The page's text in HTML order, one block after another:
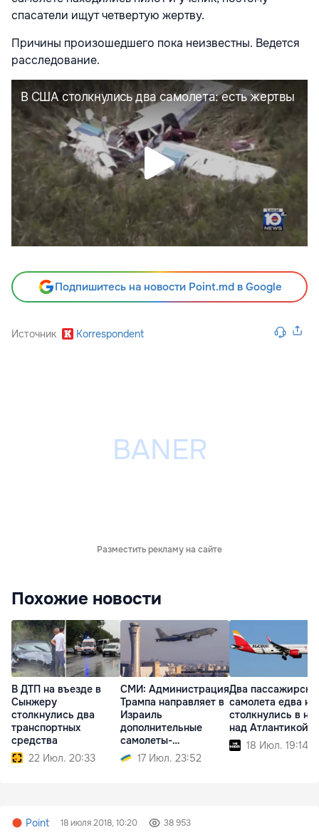
спасатели ищут четвертую жертву.
Причины произошедшего пока неизвестны. Ведется
расследование.
Подпишитесь на новости Point.md в Google
Источник Korrespondent
Разместить рекламу на сайте
Похожие новости
В ДТП на въезде в
Сынжеру
столкнулись два
транспортных
средства
22 Июл. 20:33
СМИ: Администрация
Трампа направляет в
Израиль
дополнительные
самолеты-
заправщики
17 Июл. 23:52
Два
самолета едва не
столкнулись в
над Атлантикой
18 Июл. 19:14
Point 18 июля 2018, 10:20 38 953